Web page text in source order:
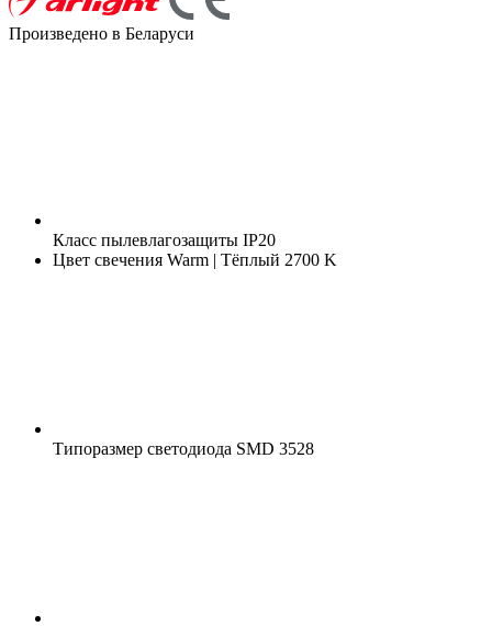
Произведено в Беларуси
Класс пылевлагозащиты IP20
Цвет свечения Warm | Тёплый 2700 K
Типоразмер светодиода SMD 3528